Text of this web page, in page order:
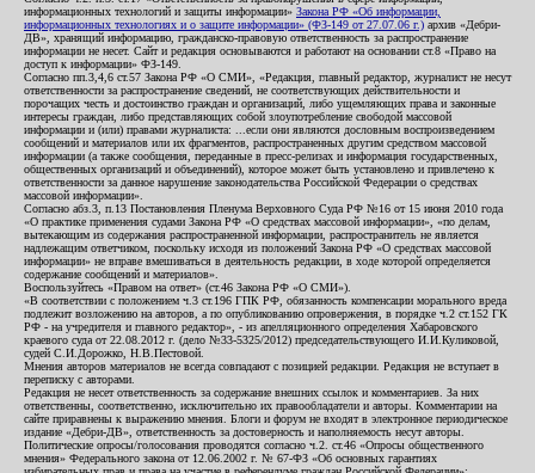
информационных технологий и защиты информации» Закона РФ «Об информации,
информационных технологиях и о защите информации» (ФЗ-149 от 27.07.06 г.) архив «Дебри-
ДВ», хранящий информацию, гражданско-правовую ответственность за распространение
информации не несет. Сайт и редакция основываются и работают на основании ст.8 «Право на
доступ к информации» ФЗ-149.
Согласно пп.3,4,6 ст.57 Закона РФ «О СМИ», «Редакция, главный редактор, журналист не несут
ответственности за распространение сведений, не соответствующих действительности и
порочащих честь и достоинство граждан и организаций, либо ущемляющих права и законные
интересы граждан, либо представляющих собой злоупотребление свободой массовой
информации и (или) правами журналиста: ...если они являются дословным воспроизведением
сообщений и материалов или их фрагментов, распространенных другим средством массовой
информации (а также сообщения, переданные в пресс-релизах и информация государственных,
общественных организаций и объединений), которое может быть установлено и привлечено к
ответственности за данное нарушение законодательства Российской Федерации о средствах
массовой информации».
Согласно абз.3, п.13 Постановления Пленума Верховного Суда РФ №16 от 15 июня 2010 года
«О практике применения судами Закона РФ «О средствах массовой информации», «по делам,
вытекающим из содержания распространенной информации, распространитель не является
надлежащим ответчиком, поскольку исходя из положений Закона РФ «О средствах массовой
информации» не вправе вмешиваться в деятельность редакции, в ходе которой определяется
содержание сообщений и материалов».
Воспользуйтесь «Правом на ответ» (ст.46 Закона РФ «О СМИ»).
«В соответствии с положением ч.3 ст.196 ГПК РФ, обязанность компенсации морального вреда
подлежит возложению на авторов, а по опубликованию опровержения, в порядке ч.2 ст.152 ГК
РФ - на учредителя и главного редактор», - из апелляционного определения Хабаровского
краевого суда от 22.08.2012 г. (дело №33-5325/2012) председательствующего И.И.Куликовой,
судей С.И.Дорожко, Н.В.Пестовой.
Мнения авторов материалов не всегда совпадают с позицией редакции. Редакция не вступает в
переписку с авторами.
Редакция не несет ответственность за содержание внешних ссылок и комментариев. За них
ответственны, соответственно, исключительно их правообладатели и авторы. Комментарии на
сайте приравнены к выражению мнения. Блоги и форум не входят в электронное периодическое
издание «Дебри-ДВ», ответственность за достоверность и наполняемость несут авторы.
Политические опросы/голосования проводятся согласно ч.2. ст.46 «Опросы общественного
мнения» Федерального закона от 12.06.2002 г. № 67-ФЗ «Об основных гарантиях